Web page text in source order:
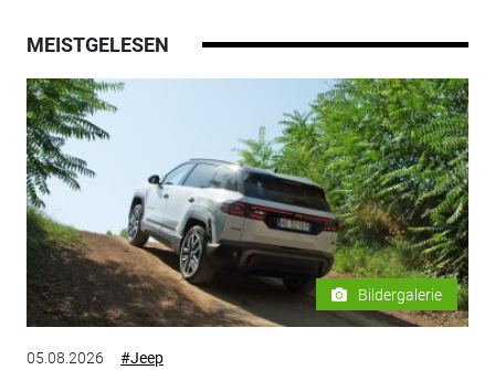
MEISTGELESEN
Bildergalerie
05.08.2026 #Jeep